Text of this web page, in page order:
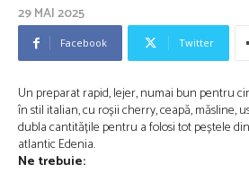
29 MAI 2025
Facebook Twitter
Un preparat rapid, lejer, numai bun pentru
în stil italian, cu roșii cherry, ceapă, măsline,
dubla cantitățile pentru a folosi tot peștele
atlantic Edenia.
Ne trebuie: